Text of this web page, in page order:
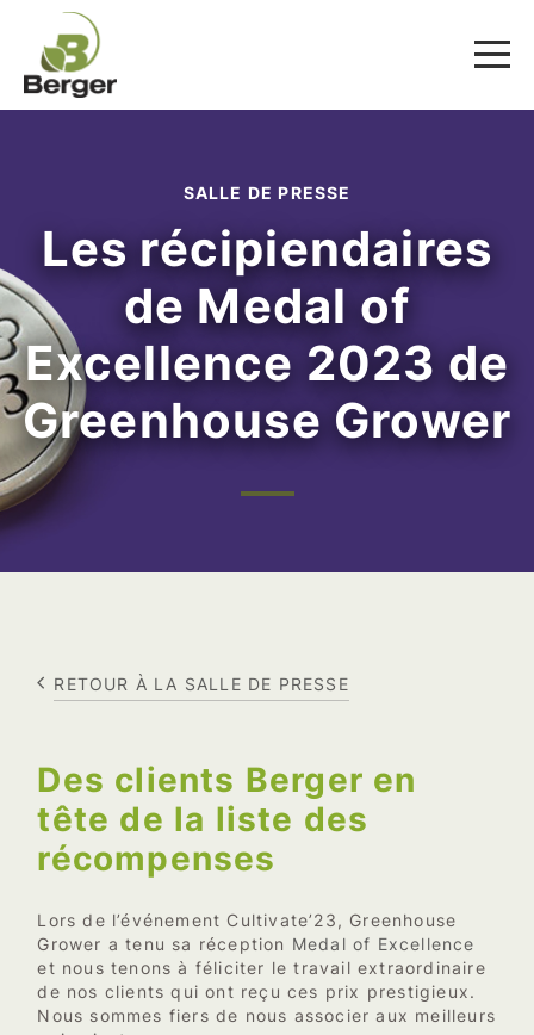
SALLE DE PRESSE
Les récipiendaires
de Medal of
Excellence 2023 de
Greenhouse Grower
RETOUR À LA SALLE DE PRESSE
Des clients Berger en
tête de la liste des
récompenses
Lors de l’événement Cultivate’23, Greenhouse
Grower a tenu sa réception Medal of Excellence
et nous tenons à féliciter le travail extraordinaire
de nos clients qui ont reçu ces prix prestigieux.
Nous sommes fiers de nous associer aux meilleurs